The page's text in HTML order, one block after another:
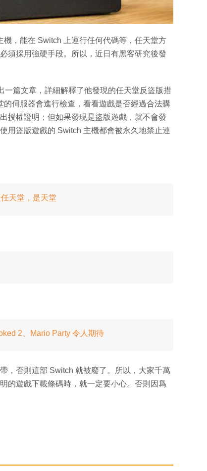
，能在 Switch 上運行任何代碼等，任天堂方
須採用強硬手段。所以，近日有黑客研究後發
篇文章，詳細解釋了他發現的任天堂反盜版措
伺服器會進行檢查，看看遊戲是否經過合法購
授權證明；但如果發現是盜版遊戲，就不會發
用盜版遊戲的 Switch 主機都會被永久地禁止連
天堂，是天堂
2、Mario Party 令人期待
，否則這部 Switch 就被廢了。所以，大家千萬
的遊戲下載條碼時，就一定要小心。否則因爲